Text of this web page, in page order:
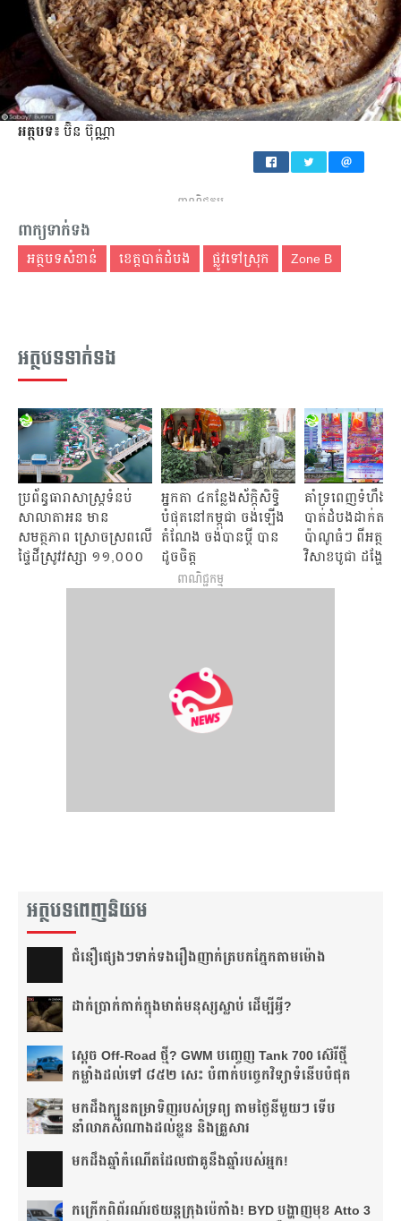
អត្ថបទ៖ ប៊ិន ប៊ុណ្ណា
ពាណិជ្ជកម្ម
ពាក្យទាក់ទង
អត្ថបទសំខាន់ ខេត្តបាត់ដំបង ផ្លូវ​ទៅស្រុក Zone B
អត្ថបទទាក់ទង
ប្រព័ន្ធធារាសាស្ត្រទំនប់
សាលាតាអន មាន
សមត្ថភាព ស្រោចស្រពលើ
ផ្ទៃដីស្រូវវស្សា ១១,០០០
អ្នក​តា​ ៤​កន្លែង​ស័ក្ដិសិទ្ធិ​
បំផុត​នៅ​កម្ពុជា ចង់​ឡើង​
តំណែង ចង់​បាន​ប្ដី បាន
ដូចចិត្ត
គាំទ្រពេញទំហឹង! ខ
បាត់ដំបងដាក់តាំង
ប៉ាណូធំៗ ពីអត្ថ
វិសាខបូជា ដង្ហែតា
ពាណិជ្ជកម្ម
អត្ថបទពេញនិយម
ជំនឿ​ផ្សេងៗ​ទាក់ទង​រឿង​ញាក់​ត្របក​ភ្នែក​តាម​ម៉ោង​
ដាក់​ប្រាក់​កាក់​ក្នុង​មាត់​មនុស្ស​ស្លាប់ ដើម្បី​អ្វី?
ស្តេច Off-Road ថ្មី? GWM បញ្ចេញ Tank 700 ស៊េរីថ្មី
កម្លាំងដល់ទៅ ៨៥២ សេះ បំពាក់បច្ចេកវិទ្យាទំនើបបំផុត
មកដឹងក្បួនតម្រាទិញរបស់ទ្រព្យ តាមថ្ងៃនីមួយៗ ទើប
នាំលាភសំណាងដល់ខ្លួន និងគ្រួសារ
មក​ដឹងឆ្នាំ​កំណើត​ដែល​ជា​គូ​នឹង​ឆ្នាំ​របស់​អ្នក!​
កក្រើកពិព័រណ៍រថយន្តក្រុងប៉េកាំង! BYD បង្ហាញមុខ Atto 3